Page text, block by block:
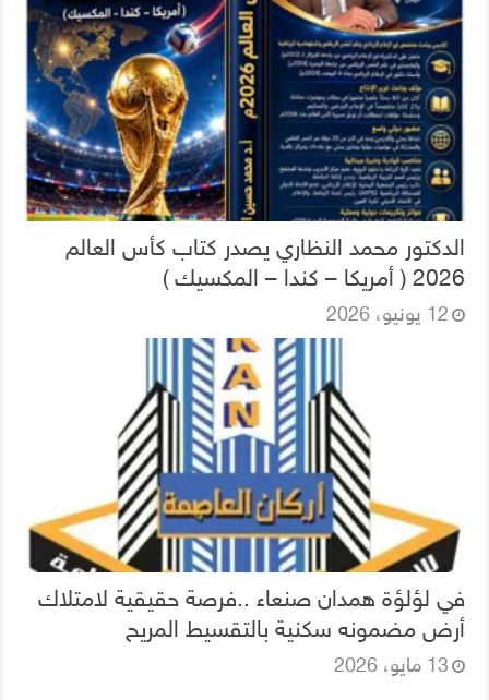
الدكتور محمد النظاري يصدر كتاب كأس العالم
2026 ( أمريكا – كندا – المكسيك )
12 يونيو، 2026
في لؤلؤة همدان صنعاء ..فرصة حقيقية لامتلاك
أرض مضمونه سكنية بالتقسيط المريح
13 مايو، 2026